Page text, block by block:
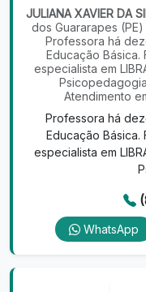
JULIANA XAVIER DA
dos Guararapes
Professora há
Educação Básica.
especialista em
Atendimento
Professora há
Educação Básica.
especialista em
WhatsApp